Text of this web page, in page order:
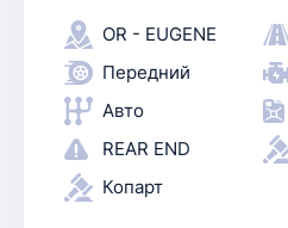
OR - EUGENE
Передний
Авто
REAR END
Копарт